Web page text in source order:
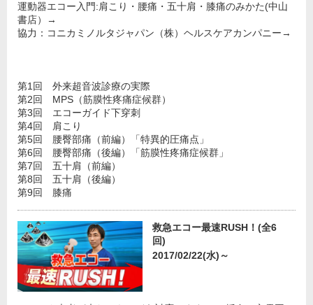
運動器エコー入門:肩こり・腰痛・五十肩・膝痛のみかた(中山
書店）→
協力：コニカミノルタジャパン（株）ヘルスケアカンパニー→
第1回 外来超音波診療の実際
第2回 MPS（筋膜性疼痛症候群）
第3回 エコーガイド下穿刺
第4回 肩こり
第5回 腰臀部痛（前編）「特異的圧痛点」
第6回 腰臀部痛（後編）「筋膜性疼痛症候群」
第7回 五十肩（前編）
第8回 五十肩（後編）
第9回 膝痛
救急エコー最速RUSH！(全6
回)
2017/02/22(水)～